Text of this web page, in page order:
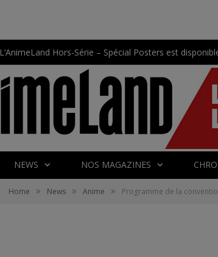
L’AnimeLand Hors-Série – Spécial Posters est
NEWS NOS MAGAZINES
Home » News » Anime » Programme de la